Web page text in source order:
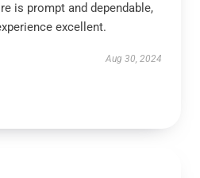
is prompt and dependable,
excellent.
Aug 30, 2024